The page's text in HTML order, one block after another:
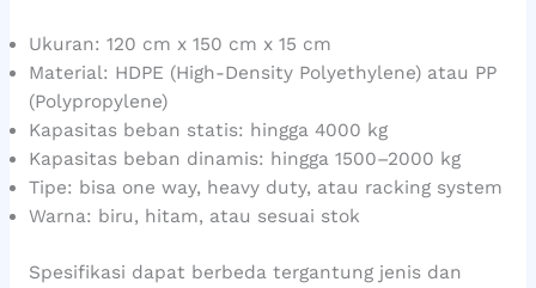
Ukuran: 120 cm x 150 cm x 15 cm
Material: HDPE (High-Density Polyethylene) atau PP
(Polypropylene)
Kapasitas beban statis: hingga 4000 kg
Kapasitas beban dinamis: hingga 1500–2000 kg
Tipe: bisa one way, heavy duty, atau racking system
Warna: biru, hitam, atau sesuai stok
Spesifikasi dapat berbeda tergantung jenis dan